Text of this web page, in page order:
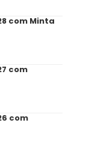
com Minta
com
com